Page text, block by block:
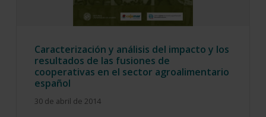
Caracterización y análisis del impacto y los
resultados de las fusiones de
cooperativas en el sector agroalimentario
español
30 de abril de 2014